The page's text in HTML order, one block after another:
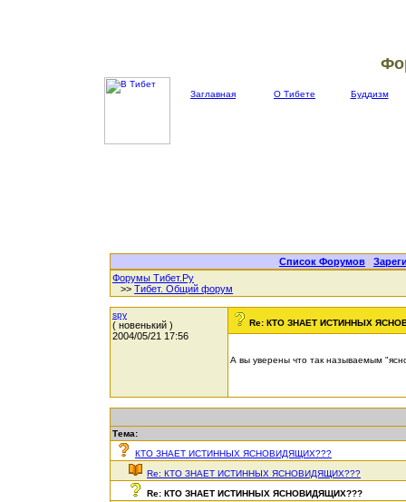
Заглавная О Тибете Буддизм
Список Форумов |
Форумы Тибет.Ру
>> Тибет. Общий форум
spy
( новенький )
2004/05/21 17:56
Re: КТО ЗНАЕТ ИСТИННЫХ
А вы уверены что так называемым
Тема:
КТО ЗНАЕТ ИСТИННЫХ ЯСНОВИДЯЩИХ???
Re: КТО ЗНАЕТ ИСТИННЫХ ЯСНОВИДЯЩИХ???
Re: КТО ЗНАЕТ ИСТИННЫХ ЯСНОВИДЯЩИХ???